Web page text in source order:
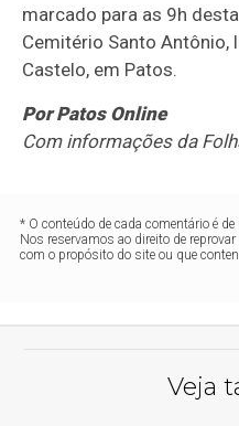
marcado para as 9h
Cemitério Santo
Castelo, em Patos.
Por Patos Online
Com informações da
* O conteúdo de cada comentário é
Nos reservamos ao direito de
com o propósito do site ou que
Veja